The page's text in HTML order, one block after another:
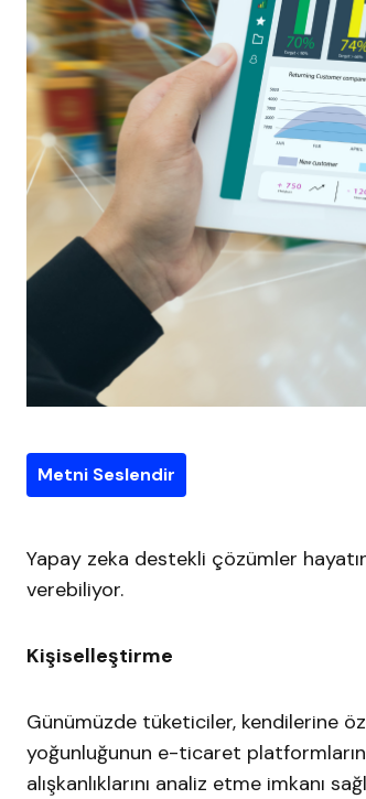
Metni Seslendir
Yapay zeka destekli çözümler
verebiliyor.
Kişiselleştirme
Günümüzde tüketiciler, kendilerine
yoğunluğunun e-ticaret
alışkanlıklarını analiz etme imkanı